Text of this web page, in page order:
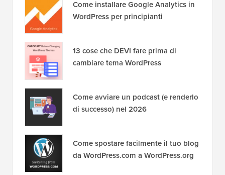
Come installare Google Analytics in
WordPress per principianti
13 cose che DEVI fare prima di
cambiare tema WordPress
Come avviare un podcast (e renderlo
di successo) nel 2026
Come spostare facilmente il tuo blog
da WordPress.com a WordPress.org